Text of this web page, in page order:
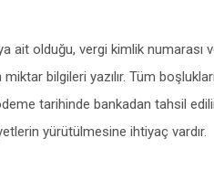
ait olduğu, vergi kimlik numarası
bilgileri yazılır. Tüm
tarihinde bankadan tahsil
yürütülmesine ihtiyaç vardır.